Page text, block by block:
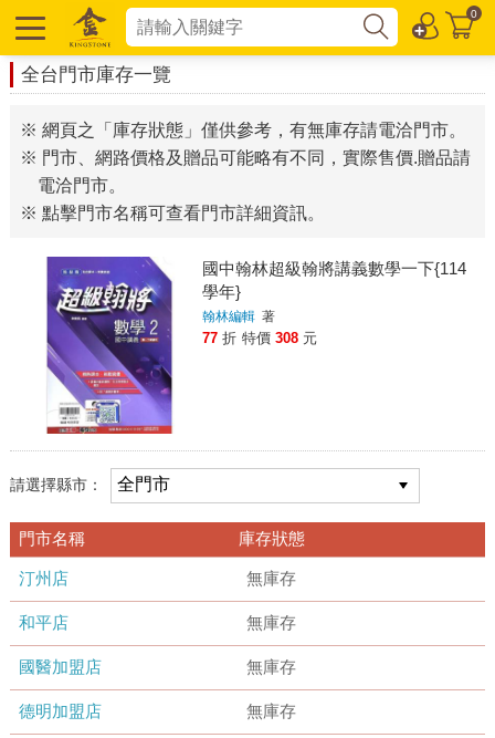
0
全台門市庫存一覽
※ 網頁之「庫存狀態」僅供參考，有無庫存請電洽門市。
※ 門市、網路價格及贈品可能略有不同，實際售價.贈品請
電洽門市。
※ 點擊門市名稱可查看門市詳細資訊。
國中翰林超級翰將講義數學一下{114
學年}
翰林編輯 著
77 折 特價 308 元
請選擇縣市：
門市名稱 庫存狀態
汀州店 無庫存
和平店 無庫存
國醫加盟店 無庫存
德明加盟店 無庫存